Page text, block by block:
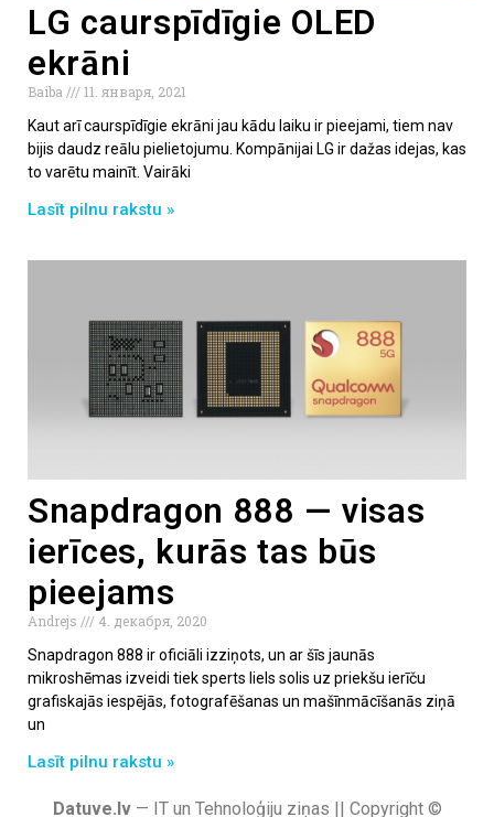
LG caurspīdīgie OLED
ekrāni
Baiba
11. января, 2021
Kaut arī caurspīdīgie ekrāni jau kādu laiku ir pieejami, tiem nav
bijis daudz reālu pielietojumu. Kompānijai LG ir dažas idejas, kas
to varētu mainīt. Vairāki
Lasīt pilnu rakstu »
Snapdragon 888 — visas
ierīces, kurās tas būs
pieejams
Andrejs
4. декабря, 2020
Snapdragon 888 ir oficiāli izziņots, un ar šīs jaunās
mikroshēmas izveidi tiek sperts liels solis uz priekšu ierīču
grafiskajās iespējās, fotografēšanas un mašīnmācīšanās ziņā
un
Lasīt pilnu rakstu »
Datuve.lv— IT un Tehnoloģiju ziņas || Copyright ©